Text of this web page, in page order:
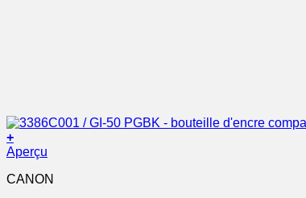
+
Aperçu
CANON